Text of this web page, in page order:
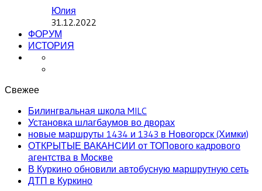
Юлия
31.12.2022
ФОРУМ
ИСТОРИЯ
Свежее
Билингвальная школа MILC
Установка шлагбаумов во дворах
новые маршруты 1434 и 1343 в Новогорск (Химки)
ОТКРЫТЫЕ ВАКАНСИИ от ТОПового кадрового
агентства в Москве
В Куркино обновили автобусную маршрутную сеть
ДТП в Куркино